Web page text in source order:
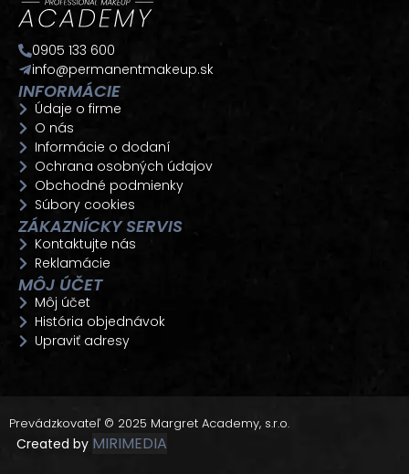
0905 133 600
info@permanentmakeup.sk
INFORMÁCIE
Údaje o firme
O nás
Informácie o dodaní
Ochrana osobných údajov
Obchodné podmienky
Súbory cookies
ZÁKAZNÍCKY SERVIS
Kontaktujte nás
Reklamácie
MÔJ ÚČET
Môj účet
História objednávok
Upraviť adresy
Prevádzkovateľ © 2025 Margret Academy, s.r.o.
Created by MIRIMEDIA